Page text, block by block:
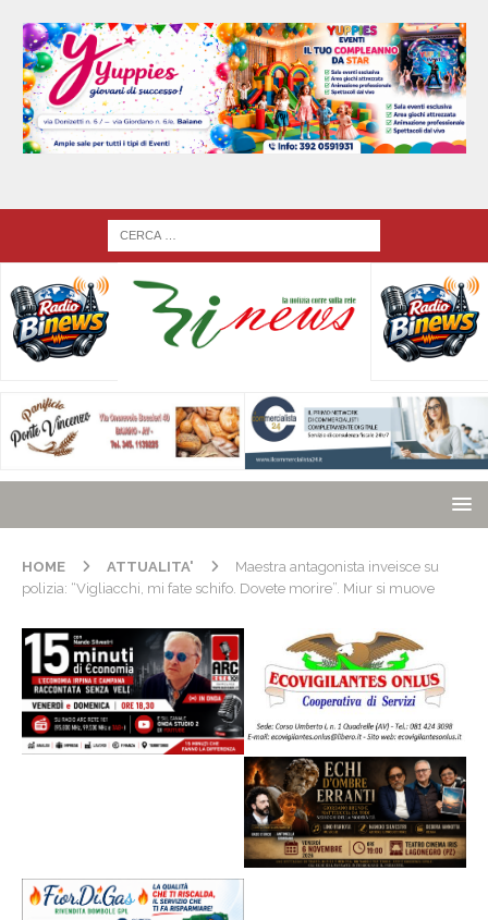
HOME ATTUALITA'
Maestra antagonista inveisce su
polizia: “Vigliacchi, mi fate schifo. Dovete morire”. Miur si muove